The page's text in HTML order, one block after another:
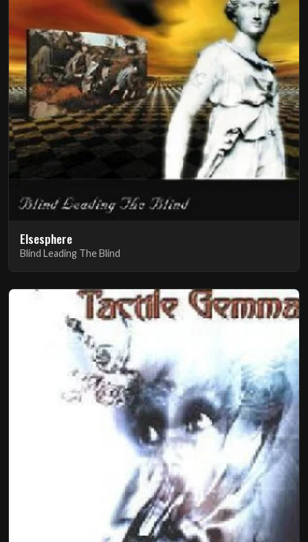
Elsesphere
Blind Leading The Blind